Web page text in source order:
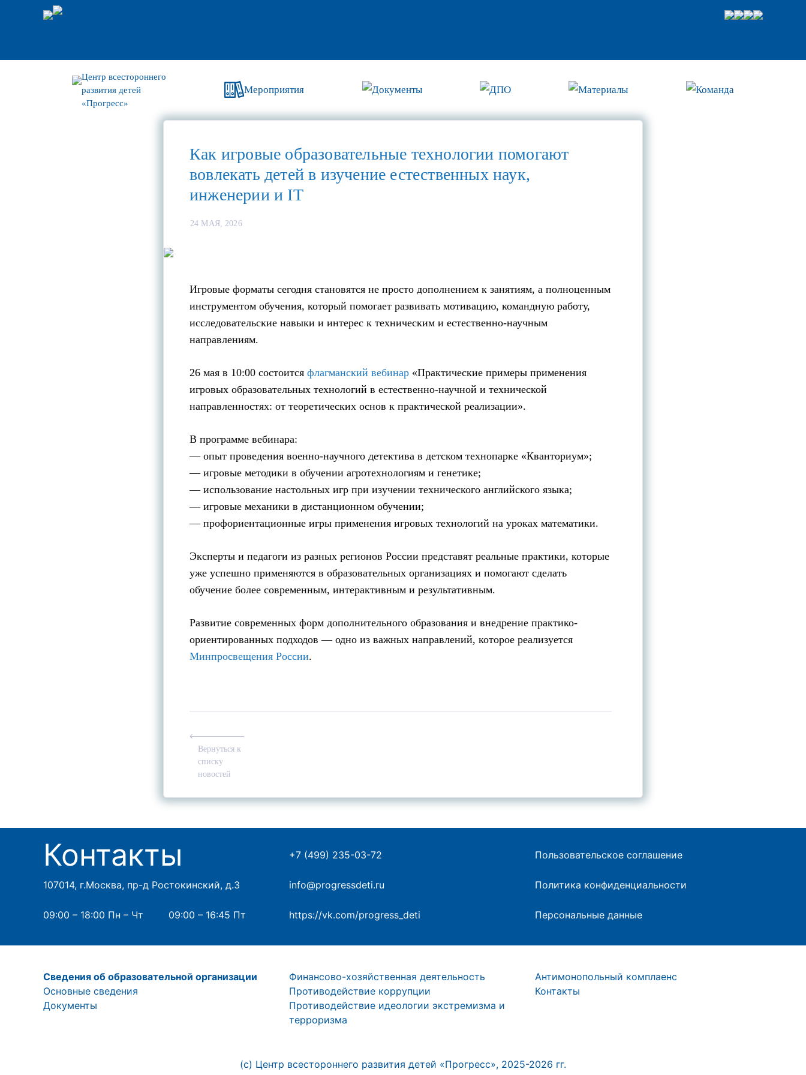
Центр всестороннего
развития детей
«Прогресс»
Мероприятия Документы ДПО Материалы Команда
Как игровые образовательные технологии помогают
вовлекать детей в изучение естественных наук,
инженерии и IT
24 МАЯ, 2026
Игровые форматы сегодня становятся не просто дополнением к занятиям, а полноценным
инструментом обучения, который помогает развивать мотивацию, командную работу,
исследовательские навыки и интерес к техническим и естественно-научным
направлениям.
26 мая в 10:00 состоится флагманский вебинар «Практические примеры применения
игровых образовательных технологий в естественно-научной и технической
направленностях: от теоретических основ к практической реализации».
В программе вебинара:
— опыт проведения военно-научного детектива в детском технопарке «Кванториум»;
— игровые методики в обучении агротехнологиям и генетике;
— использование настольных игр при изучении технического английского языка;
— игровые механики в дистанционном обучении;
— профориентационные игры применения игровых технологий на уроках математики.
Эксперты и педагоги из разных регионов России представят реальные практики, которые
уже успешно применяются в образовательных организациях и помогают сделать
обучение более современным, интерактивным и результативным.
Развитие современных форм дополнительного образования и внедрение практико-
ориентированных подходов — одно из важных направлений, которое реализуется
Минпросвещения России.
Вернуться к
списку
новостей
Контакты
107014, г.Москва, пр-д Ростокинский, д.3
09:00 – 18:00 Пн – Чт 09:00 – 16:45 Пт
+7 (499) 235-03-72
info@progressdeti.ru
https://vk.com/progress_deti
Пользовательское соглашение
Политика конфиденциальности
Персональные данные
Сведения об образовательной организации
Основные сведения
Документы
Финансово-хозяйственная деятельность
Противодействие коррупции
Противодействие идеологии экстремизма и
терроризма
Антимонопольный комплаенс
Контакты
(с) Центр всестороннего развития детей «Прогресс», 2025-2026 гг.